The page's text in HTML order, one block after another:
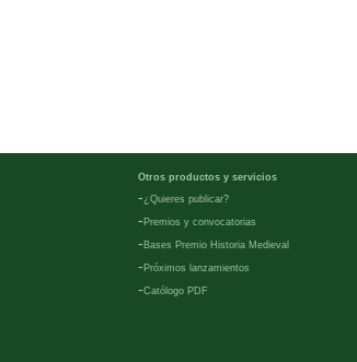
Otros productos y servicios
-¿Quieres publicar?
- Premios y convocatorias
- Bases Premio Historia Medieval
- Próximos lanzamientos
-Católogo PDF